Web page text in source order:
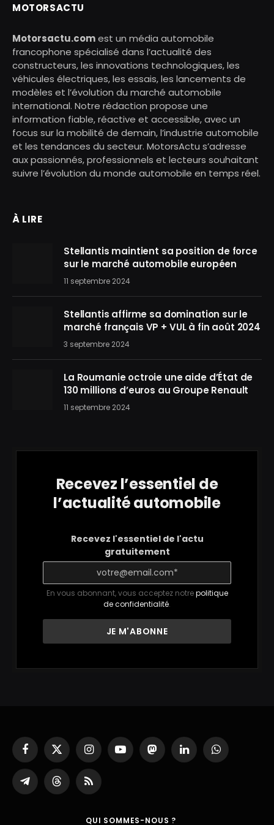
MOTORSACTU
Motorsactu.comest un média automobile
francophone spécialisé dans l’actualité des
constructeurs, les innovations technologiques, les
véhicules électriques, les essais, les lancements de
modèles et l’évolution du marché automobile
international. Notre rédaction propose une
information fiable, réactive et accessible, avec un
focus sur la mobilité de demain, l’industrie automobile
et les tendances du secteur. MotorsActu s’adresse
aux passionnés, professionnels et lecteurs souhaitant
suivre l’évolution du monde automobile en temps réel.
À LIRE
Stellantis maintient sa position de force
sur le marché automobile européen
11 septembre 2024
Stellantis affirme sa domination sur le
marché français VP + VUL à fin août 2024
3 septembre 2024
La Roumanie octroie une aide d’État de
130 millions d’euros au Groupe Renault
11 septembre 2024
Recevez l’essentiel de
l’actualité automobile
Recevez l'essentiel de l'actu
gratuitement
En vous abonnant, vous acceptez notrepolitique
de confidentialité.
Facebook
X
(Twitter)
InstagramYouTubeMastodonLinkedInWhatsApp
Partager
sur
ThreadsRSS
QUI SOMMES-NOUS ?